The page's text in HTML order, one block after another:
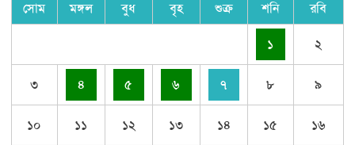
সোম মঙ্গল বুধ বৃহ শুক্র শনি রবি
১ ২
৩ ৪ ৫ ৬ ৭ ৮ ৯
১০ ১১ ১২ ১৩ ১৪ ১৫ ১৬